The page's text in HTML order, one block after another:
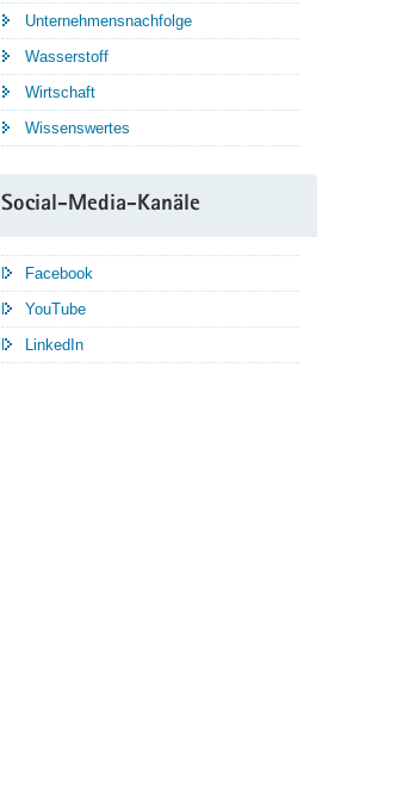
Unternehmensnachfolge
Wasserstoff
Wirtschaft
Wissenswertes
Social-Media-Kanäle
Facebook
YouTube
LinkedIn